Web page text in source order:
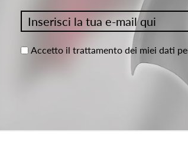
Accetto il trattamento dei miei dati